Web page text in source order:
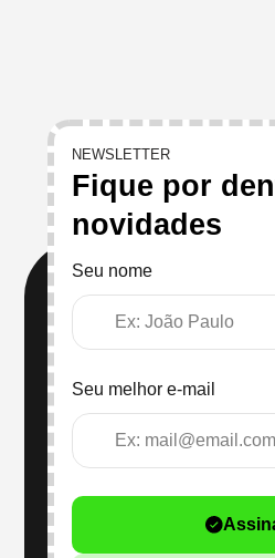
NEWSLETTER
Fique por
novidades
Seu nome
Seu melhor e-mail